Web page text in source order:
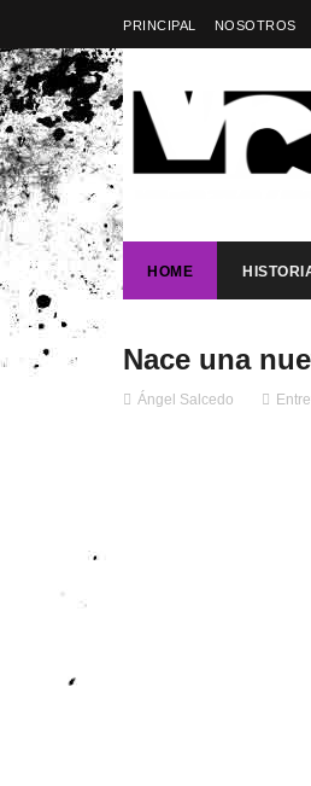
PRINCIPAL NOSOTROS
HOME
Nace una
Ángel Salcedo